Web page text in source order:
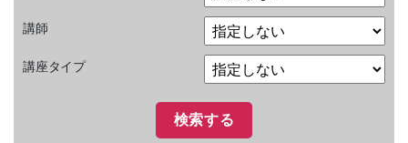
講師
講座タイプ